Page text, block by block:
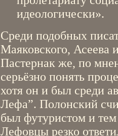
идеологически».
Среди подобных
Маяковского, Асеева
Пастернак же, по
серьёзно понять
хотя он и был среди
Лефа”. Полонский
был футуристом и тем
Лефовцы резко